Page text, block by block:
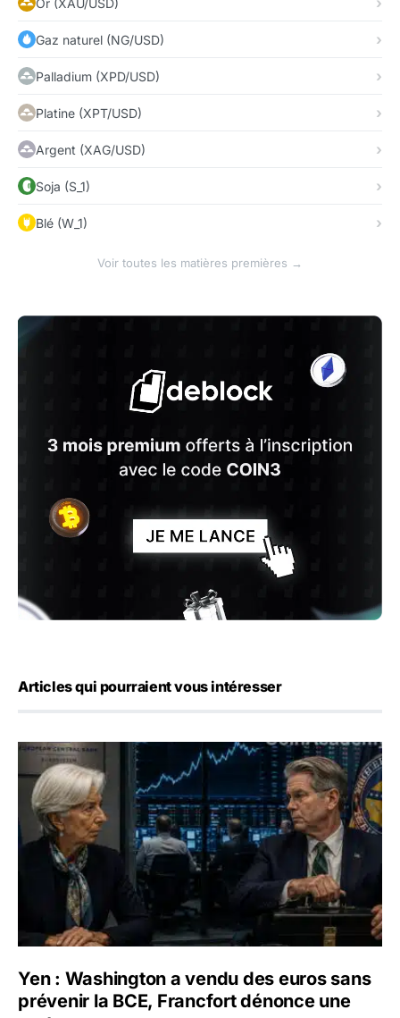
Gaz naturel (NG/USD)
Palladium (XPD/USD)
Platine (XPT/USD)
Argent (XAG/USD)
Soja (S_1)
Blé (W_1)
Voir toutes les matières premières →
Articles qui pourraient vous intéresser
Yen : Washington a vendu des euros sans prévenir la
Yen : Washington a vendu des euros sans
prévenir la BCE, Francfort dénonce une